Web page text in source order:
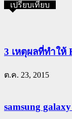
เปรียบเทียบ
3 เหตุผลที่ทำให้
ต.ค. 23, 2015
samsung